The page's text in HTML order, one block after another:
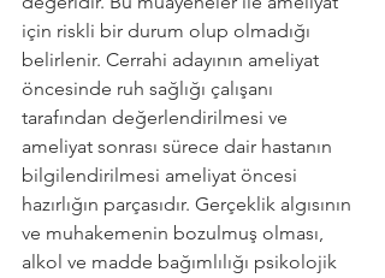
için riskli bir durum olup olmadığı
belirlenir. Cerrahi adayının ameliyat
öncesinde ruh sağlığı çalışanı
tarafından değerlendirilmesi ve
ameliyat sonrası sürece dair hastanın
bilgilendirilmesi ameliyat öncesi
hazırlığın parçasıdır. Gerçeklik algısının
ve muhakemenin bozulmuş olması,
alkol ve madde bağımlılığı psikolojik